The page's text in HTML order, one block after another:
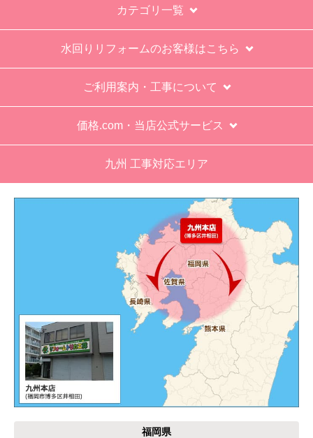
が悪かったが室外機の荷揚げを手伝った。もし、
客先が高齢の女性だったらどうしたのか疑問。
エアコン専門の担当べつにもう一人来て欲しかっ
た。
メールだとは知らず、確認できなかった。
エアコンが２００V対応型だが、同じ２００Vでも
業務用なのでコンセントの形状が違い、途中で工
事業者が買いに行く始末。注文時に形状の確認も
別の部屋もお願いしたいと考えていたが、少々不
akagenoane
欲しい商品をスムーズに注文できましたか？
カテゴリ一覧
水回りリフォームのお客様はこちら
ご利用案内・工事について
価格.com・当店公式サービス
九州 工事対応エリア
福岡県